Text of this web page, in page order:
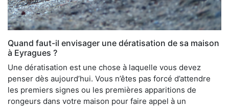
Quand faut-il envisager une dératisation de sa maison
à Eyragues ?
Une dératisation est une chose à laquelle vous devez
penser dès aujourd’hui. Vous n’êtes pas forcé d’attendre
les premiers signes ou les premières apparitions de
rongeurs dans votre maison pour faire appel à un